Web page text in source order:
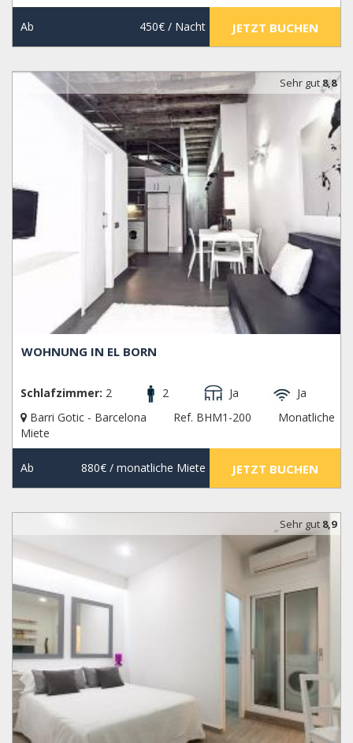
Ab 450€/ Nacht JETZT BUCHEN
Sehr gut8,8
WOHNUNG IN EL BORN
Schlafzimmer: 2 2 Ja
Ja
Barri Gotic - Barcelona
Ref. BHM1-200
Monatliche
Miete
Ab 880€/ monatliche Miete JETZT BUCHEN
Sehr gut 8,9